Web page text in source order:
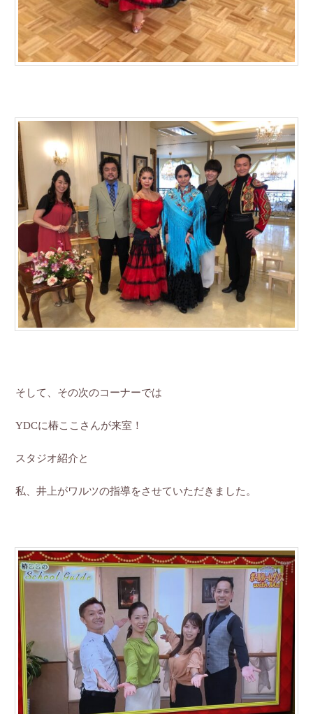
そして、その次のコーナーでは
YDCに椿ここさんが来室！
スタジオ紹介と
私、井上がワルツの指導をさせていただきました。